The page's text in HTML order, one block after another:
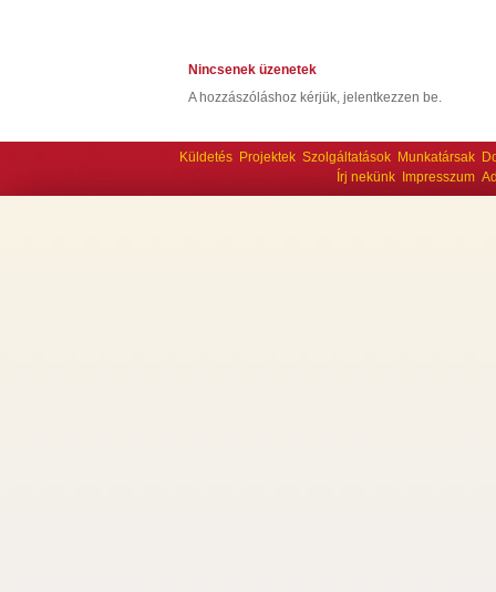
Nincsenek üzenetek
A hozzászóláshoz kérjük, jelentkezzen be.
Küldetés Projektek Szolgáltatások Munkatársak
Írj nekünk
Impresszum